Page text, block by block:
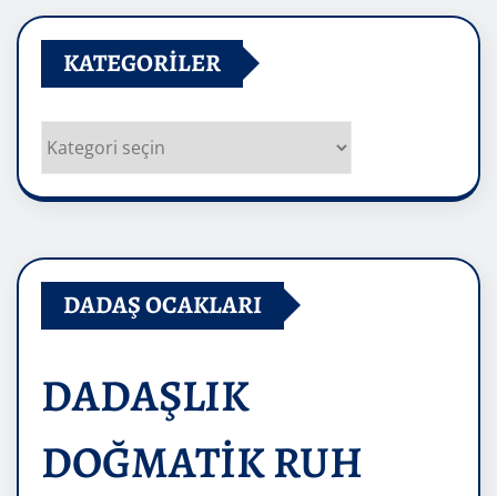
KATEGORILER
Kategoriler
DADAŞ OCAKLARI
DADAŞLIK
DOĞMATİK RUH